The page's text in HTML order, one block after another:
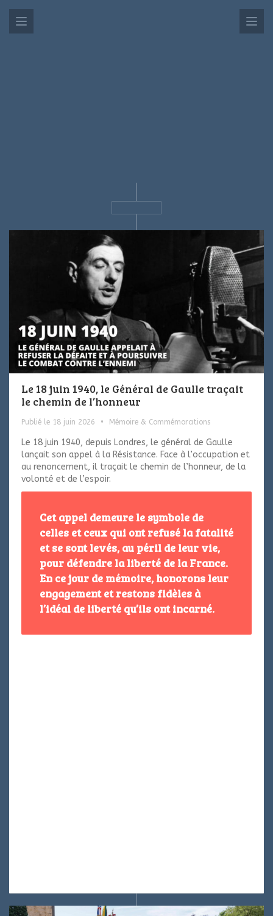
Le 18 juin 1940, le Général de Gaulle traçait
le chemin de l’honneur
Publié le 18 juin 2026 • Mémoire & Commémorations
Le 18 juin 1940, depuis Londres, le général de Gaulle
lançait son appel à la Résistance. Face à l’occupation et
au renoncement, il traçait le chemin de l’honneur, de la
volonté et de l’espoir.
Cet appel demeure le symbole de
celles et ceux qui ont refusé la fatalité
et se sont levés, au péril de leur vie,
pour défendre la liberté de la France.
En ce jour de mémoire, honorons leur
engagement et restons fidèles à
l’idéal de liberté qu’ils ont incarné.